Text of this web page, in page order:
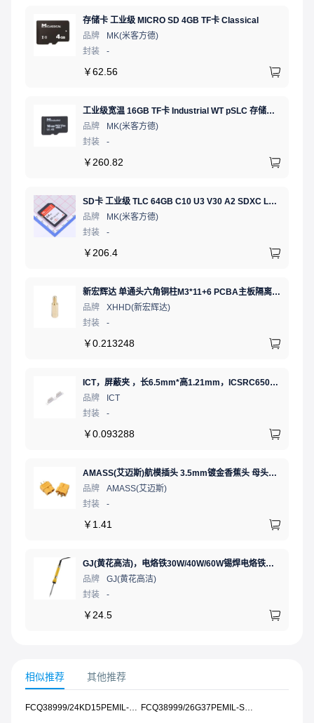
存储卡 工业级 MICRO SD 4GB TF卡 Classical
品牌
MK(米客方德)
封装
-
￥62.56
工业级宽温 16GB TF卡 Industrial WT pSLC 存储卡 MICRO SD LDPC纠错 PE 30K 无人机、行车记录仪、安防监控适配
品牌
MK(米客方德)
封装
-
￥ 260.82
SD卡 工业级 TLC 64GB C10 U3 V30 A2 SDXC LDPC纠错 PE 3K 无人机、行车记录仪、安防监控适配
品牌
MK(米客方德)
封装
-
￥ 206.4
新宏辉达 单通头六角铜柱M3*11+6 PCBA主板隔离螺柱
品牌
XHHD(新宏辉达)
封装
-
￥0.213248
ICT，屏蔽夹 ，长6.5mm*高1.21mm，ICSRC6508SFR
品牌
ICT
封装
-
￥0.093288
AMASS(艾迈斯)航模插头 3.5mm镀金香蕉头 母头XT60-F.G.Y
品牌
AMASS(艾迈斯)
封装
-
￥ 1.41
GJ(黄花高洁)，电烙铁30W/40W/60W锡焊电烙铁焊接工具电焊笔手机电子维修（内热35W），NO.435(35W)
品牌
GJ(黄花高洁)
封装
-
￥ 24.5
相似推荐 其他推荐